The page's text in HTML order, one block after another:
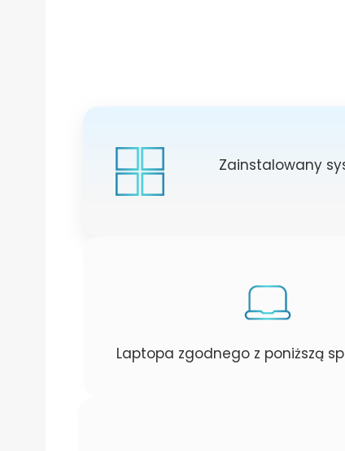
Zainstalowany
Laptopa zgodnego z poniższą